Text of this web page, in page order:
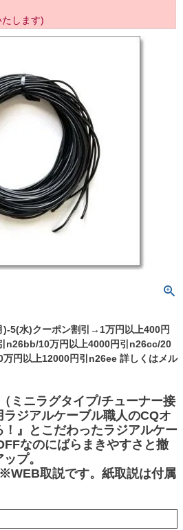
します)
)-5(水)クーポン割引→1万円以上400円
n26bb/10万円以上4000円引n26cc/20
円以上12000円引n26ee 詳しくはメル
ミニラグタイプ/チューナー接
ジアルケーブル職人のCQオ
』とこだわったラジアルケー
なのにばらまきやすさと撤
プ。
取説です。紙取説は付属